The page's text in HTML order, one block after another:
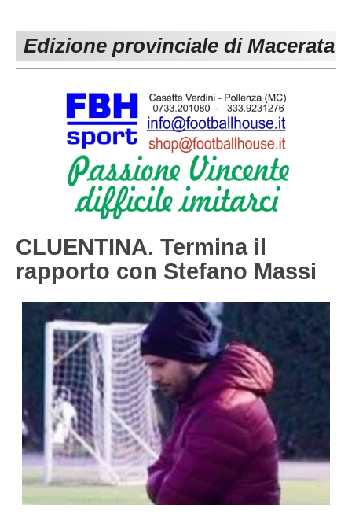
Carica la tua Rosa
1^ CATEGORIA
3^ CATEGORIA
GIOVANILI
Edizione provinciale di Macerata
CLUENTINA. Termina il
rapporto con Stefano Massi